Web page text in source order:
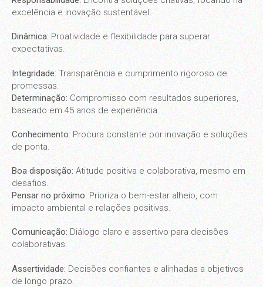
excelência e inovação sustentável.
Dinâmica: Proatividade e flexibilidade para superar
expectativas.
Integridade:Transparência e cumprimento rigoroso de
promessas.
Determinação: Compromisso com resultados superiores,
baseado em 45 anos de experiência.
Conhecimento: Procura constante por inovação e soluções
de ponta.
Boa disposição:Atitude positiva e colaborativa, mesmo em
desafios.
Pensar no próximo:Prioriza o bem-estar alheio, com
impacto ambiental e relações positivas.
Comunicação: Diálogo claro e assertivo para decisões
colaborativas.
Assertividade: Decisões confiantes e alinhadas a objetivos
de longo prazo.